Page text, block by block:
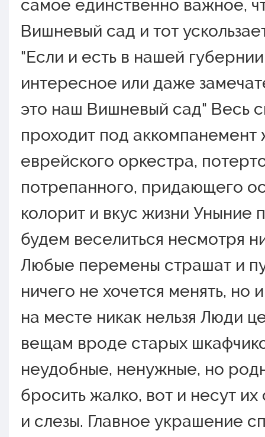
самое единственно важное,
Вишневый сад и тот
"Если и есть в нашей
интересное или даже
это наш Вишневый сад" Весь
проходит под аккомпанемент
еврейского оркестра,
потрепанного, придающего
колорит и вкус жизни Уныние
будем веселиться несмотря
Любые перемены страшат и
ничего не хочется менять, но
на месте никак нельзя Люди
вещам вроде старых
неудобные, ненужные, но
бросить жалко, вот и несут их
и слезы. Главное украшение